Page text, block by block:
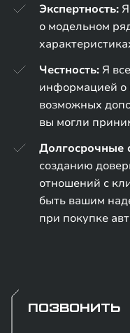
Экспертность:
о модельном
Честность: Я
информацией о
возможных
вы могли
Долгосрочные
созданию
отношений с
быть вашим
при покупке
ПОЗВОНИТЬ